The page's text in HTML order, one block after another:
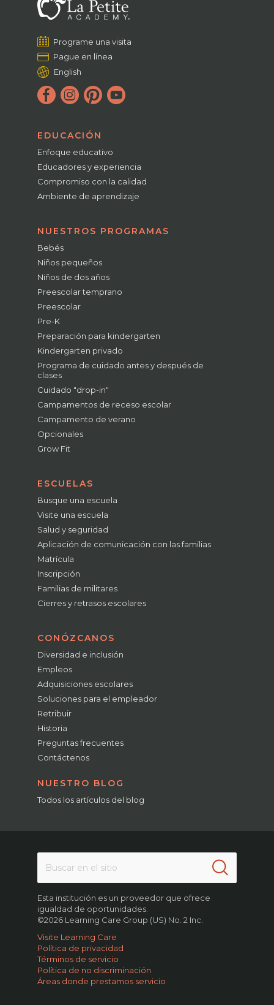
Programe una visita
Pague en línea
English
EDUCACIÓN
Enfoque educativo
Educadores y experiencia
Compromiso con la calidad
Ambiente de aprendizaje
NUESTROS PROGRAMAS
Bebés
Niños pequeños
Niños de dos años
Preescolar temprano
Preescolar
Pre-K
Preparación para kindergarten
Kindergarten privado
Programa de cuidado antes y después de
clases
Cuidado "drop-in"
Campamentos de receso escolar
Campamento de verano
Opcionales
Grow Fit
ESCUELAS
Busque una escuela
Visite una escuela
Salud y seguridad
Aplicación de comunicación con las familias
Matrícula
Inscripción
Familias de militares
Cierres y retrasos escolares
CONÓZCANOS
Diversidad e inclusión
Empleos
Adquisiciones escolares
Soluciones para el empleador
Retribuir
Historia
Preguntas frecuentes
Contáctenos
NUESTRO BLOG
Todos los artículos del blog
Esta institución es un proveedor que ofrece
igualdad de oportunidades.
©2026 Learning Care Group (US) No. 2 Inc.
Visite Learning Care
Política de privacidad
Términos de servicio
Política de no discriminación
Áreas donde prestamos servicio